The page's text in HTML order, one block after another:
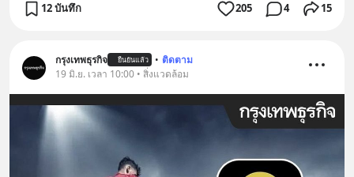
12 บันทึก 205 4 15
กรุงเทพธุรกิจ ยืนยันแล้ว • ติดตาม
19 มิ.ย. เวลา 10:00 • สิ่งแวดล้อม